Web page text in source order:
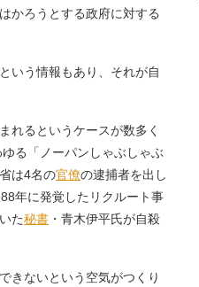
かろうとする政府に対する
いう情報もあり、それが自
れるというケースが数多く
る「ノーパンしゃぶしゃぶ
は4名の官僚の逮捕者を出し
年に発覚したリクルート事
た秘書 ・青木伊平氏が自殺
きないという空気がつくり